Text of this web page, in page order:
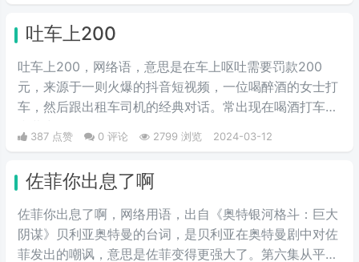
吐车上200
吐车上200，网络语，意思是在车上呕吐需要罚款200
元，来源于一则火爆的抖音短视频，一位喝醉酒的女士打
车，然后跟出租车司机的经典对话。常出现在喝酒打车的
387 点赞 0 评论 2799 浏览 2024-03-12
佐菲你出息了啊
佐菲你出息了啊，网络用语，出自《奥特银河格斗：巨大
阴谋》贝利亚奥特曼的台词，是贝利亚在奥特曼剧中对佐
菲发出的嘲讽，意思是佐菲变得更强大了。第六集从平行